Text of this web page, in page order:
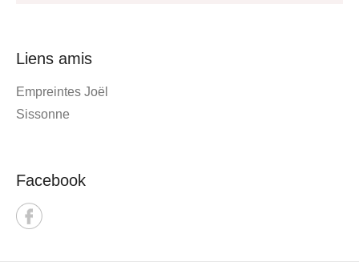
Liens amis
Empreintes Joël
Sissonne
Facebook